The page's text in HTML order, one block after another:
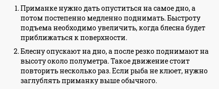
Приманке нужно дать опуститься на самое дно, а
потом постепенно медленно поднимать. Быстроту
подъема необходимо увеличить, когда блесна будет
приближаться к поверхности.
Блесну опускают на дно, а после резко поднимают на
высоту около полуметра. Такое движение стоит
повторить несколько раз. Если рыба не клюет, нужно
заглублять приманку выше обычного.